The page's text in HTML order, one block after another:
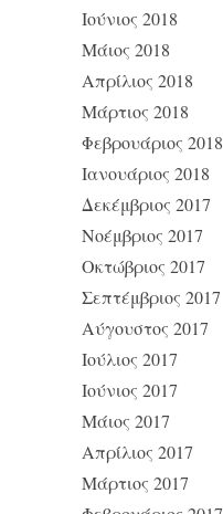
Ιούνιος 2018
Μάιος 2018
Απρίλιος 2018
Μάρτιος 2018
Φεβρουάριος 2018
Ιανουάριος 2018
Δεκέμβριος 2017
Νοέμβριος 2017
Οκτώβριος 2017
Σεπτέμβριος 2017
Αύγουστος 2017
Ιούλιος 2017
Ιούνιος 2017
Μάιος 2017
Απρίλιος 2017
Μάρτιος 2017